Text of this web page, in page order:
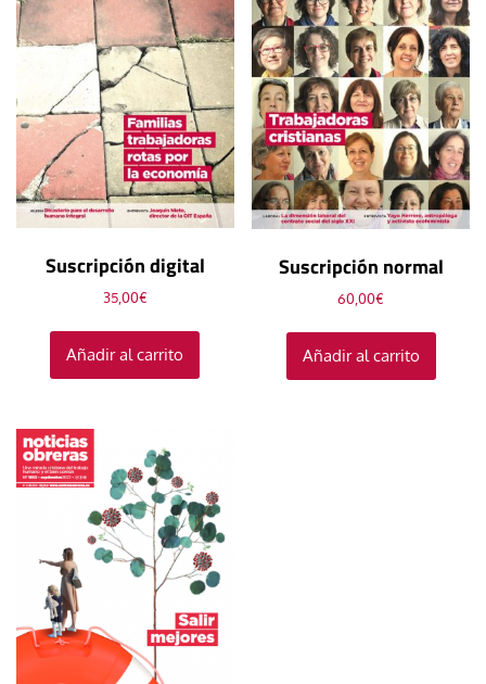
Suscripción digital
35,00€
Añadir al carrito
Suscripción normal
60,00€
Añadir al carrito